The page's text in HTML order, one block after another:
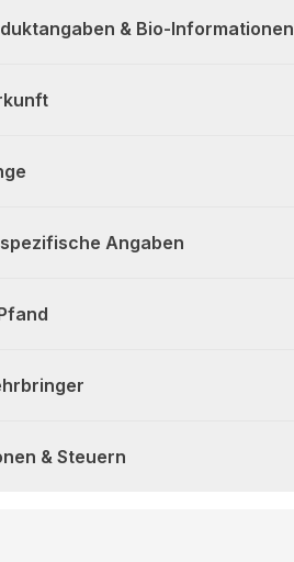
& Bio-Informationen
Angaben
& Steuern